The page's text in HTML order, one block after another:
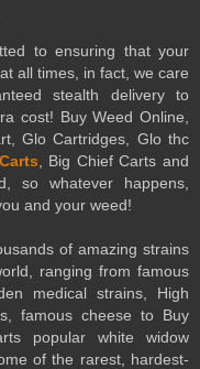
to ensuring that your
all times, in fact, we care
stealth delivery to
cost! Buy Weed Online,
Glo Cartridges, Glo thc
, Big Chief Carts and
so whatever happens,
and your weed!
of amazing strains
ranging from famous
medical strains, High
famous cheese to Buy
popular white widow
of the rarest, hardest-